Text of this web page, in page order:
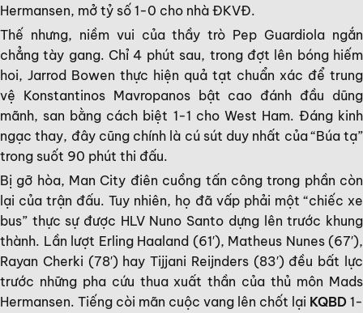
Hermansen, mở tỷ số 1-0 cho nhà ĐKVĐ.
Thế nhưng, niềm vui của thầy trò Pep Guardiola ngắn
chẳng tày gang. Chỉ 4 phút sau, trong đợt lên bóng hiếm
hoi, Jarrod Bowen thực hiện quả tạt chuẩn xác để trung
vệ Konstantinos Mavropanos bật cao đánh đầu dũng
mãnh, san bằng cách biệt 1-1 cho West Ham. Đáng kinh
ngạc thay, đây cũng chính là cú sút duy nhất của “Búa tạ”
trong suốt 90 phút thi đấu.
Bị gỡ hòa, Man City điên cuồng tấn công trong phần còn
lại của trận đấu. Tuy nhiên, họ đã vấp phải một “chiếc xe
bus” thực sự được HLV Nuno Santo dựng lên trước khung
thành. Lần lượt Erling Haaland (61′), Matheus Nunes (67′),
Rayan Cherki (78′) hay Tijjani Reijnders (83′) đều bất lực
trước những pha cứu thua xuất thần của thủ môn Mads
Hermansen. Tiếng còi mãn cuộc vang lên chốt lại KQBD 1-